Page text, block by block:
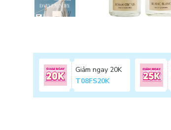
Giảm ngay 20K
T08FS20K